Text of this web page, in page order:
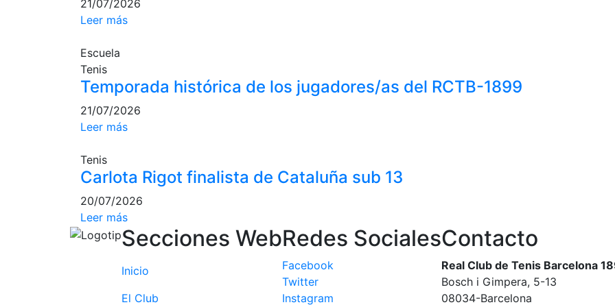
21/07/2026
Leer más
Escuela
Tenis
Temporada histórica de los jugadores/as del RCTB-1899
21/07/2026
Leer más
Tenis
Carlota Rigot finalista de Cataluña sub 13
20/07/2026
Leer más
Secciones Web
Inicio
El Club
Redes Sociales
Facebook
Twitter
Instagram
Contacto
Real Club de Tenis Barcelona
Bosch i Gimpera, 5-13
08034-Barcelona